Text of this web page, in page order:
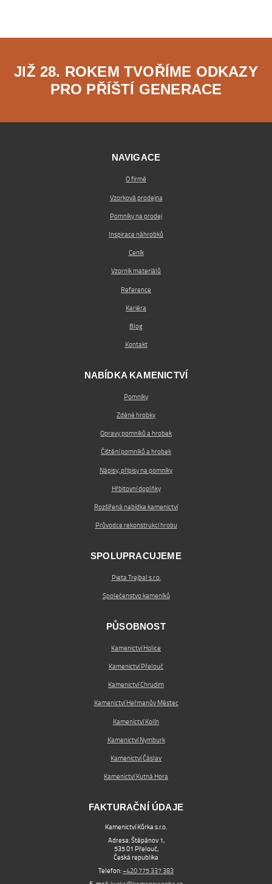
JIŽ 28. ROKEM TVOŘÍME ODKAZY
PRO PŘÍŠTÍ GENERACE
NAVIGACE
O firmě
Vzorková prodejna
Pomníky na prodej
Inspirace náhrobků
Ceník
Vzorník materiálů
Reference
Kariéra
Blog
Kontakt
NABÍDKA KAMENICTVÍ
Pomníky
Zděné hrobky
Opravy pomníků a hrobek
Čištění pomníků a hrobek
Nápisy, přípisy na pomníky
Hřbitovní doplňky
Rozšířená nabídka kamenictví
Průvodce rekonstrukcí hrobu
SPOLUPRACUJEME
Pieta Trejbal s.r.o.
Společenstvo kameníků
PŮSOBNOST
Kamenictví Holice
Kamenictví Přelouč
Kamenictví Chrudim
Kamenictví Heřmanův Městec
Kamenictví Kolín
Kamenictví Nymburk
Kamenictví Čáslav
Kamenictví Kutná Hora
FAKTURAČNÍ ÚDAJE
Kamenictví Kůrka s.r.o.
Adresa: Štěpánov 1,
535 01 Přelouč,
Česká republika
Telefon:+420 775 337 383